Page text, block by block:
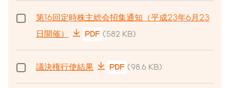
第16回定時株主総会招集通知（平成23年6月23
日開催）
PDF (582 KB)
議決権行使結果 PDF (98.6 KB)